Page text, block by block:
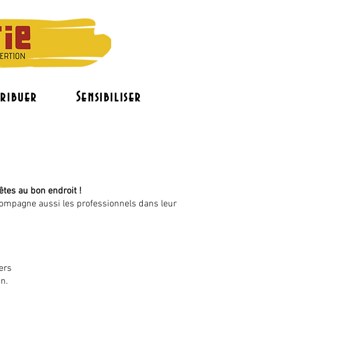
Sensibiliser
au bon endroit !
aussi les professionnels dans leur